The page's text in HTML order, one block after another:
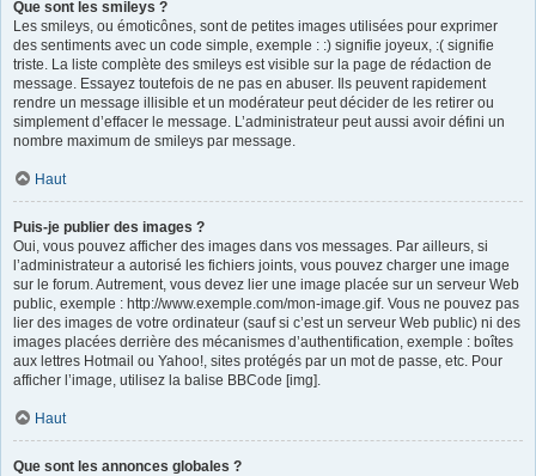
Que sont les smileys ?
Les smileys, ou émoticônes, sont de petites images utilisées pour exprimer
des sentiments avec un code simple, exemple : :) signifie joyeux, :( signifie
triste. La liste complète des smileys est visible sur la page de rédaction de
message. Essayez toutefois de ne pas en abuser. Ils peuvent rapidement
rendre un message illisible et un modérateur peut décider de les retirer ou
simplement d’effacer le message. L’administrateur peut aussi avoir défini un
nombre maximum de smileys par message.
Haut
Puis-je publier des images ?
Oui, vous pouvez afficher des images dans vos messages. Par ailleurs, si
l’administrateur a autorisé les fichiers joints, vous pouvez charger une image
sur le forum. Autrement, vous devez lier une image placée sur un serveur Web
public, exemple : http://www.exemple.com/mon-image.gif. Vous ne pouvez pas
lier des images de votre ordinateur (sauf si c’est un serveur Web public) ni des
images placées derrière des mécanismes d’authentification, exemple : boîtes
aux lettres Hotmail ou Yahoo!, sites protégés par un mot de passe, etc. Pour
afficher l’image, utilisez la balise BBCode [img].
Haut
Que sont les annonces globales ?